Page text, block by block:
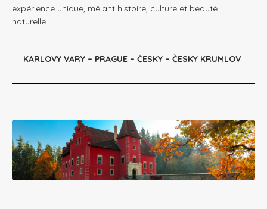
expérience unique, mêlant histoire, culture et beauté
naturelle.
KARLOVY VARY – PRAGUE –ČESKY – ČESKY KRUMLOV